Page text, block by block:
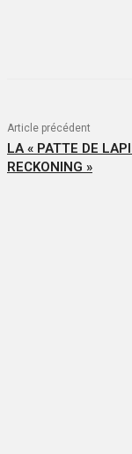
Article précédent
LA « PATTE DE
RECKONING »